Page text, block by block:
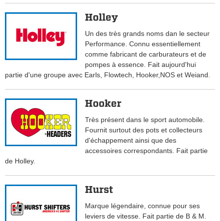
Holley
Un des très grands noms dan le secteur
Performance. Connu essentiellement
comme fabricant de carburateurs et de
pompes à essence. Fait aujourd'hui
partie d'une groupe avec Earls, Flowtech, Hooker,NOS et Weiand.
Hooker
Très présent dans le sport automobile.
Fournit surtout des pots et collecteurs
d'échappement ainsi que des
accessoires correspondants. Fait partie
de Holley.
Hurst
Marque légendaire, connue pour ses
leviers de vitesse. Fait partie de B & M.